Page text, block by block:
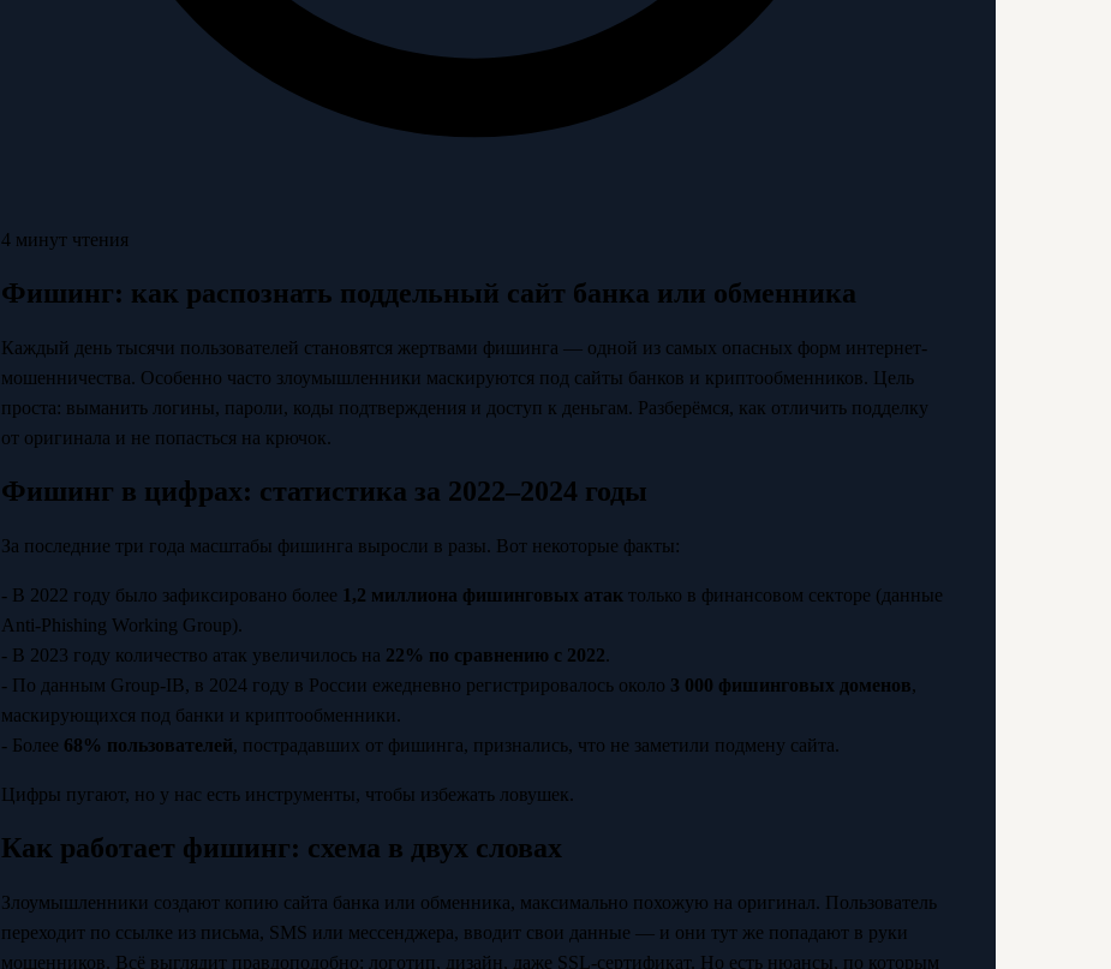
4 минут чтения
Фишинг: как распознать поддельный сайт банка или обменника
Каждый день тысячи пользователей становятся жертвами фишинга — одной из самых опасных форм интернет-
мошенничества. Особенно часто злоумышленники маскируются под сайты банков и криптообменников. Цель
проста: выманить логины, пароли, коды подтверждения и доступ к деньгам. Разберёмся, как отличить подделку
от оригинала и не попасться на крючок.
Фишинг в цифрах: статистика за 2022–2024 годы
За последние три года масштабы фишинга выросли в разы. Вот некоторые факты:
- В 2022 году было зафиксировано более 1,2 миллиона фишинговых атак только в финансовом секторе (данные
Anti-Phishing Working Group).
- В 2023 году количество атак увеличилось на 22% по сравнению с 2022.
- По данным Group-IB, в 2024 году в России ежедневно регистрировалось около 3 000 фишинговых доменов,
маскирующихся под банки и криптообменники.
- Более 68% пользователей, пострадавших от фишинга, признались, что не заметили подмену сайта.
Цифры пугают, но у нас есть инструменты, чтобы избежать ловушек.
Как работает фишинг: схема в двух словах
Злоумышленники создают копию сайта банка или обменника, максимально похожую на оригинал. Пользователь
переходит по ссылке из письма, SMS или мессенджера, вводит свои данные — и они тут же попадают в руки
мошенников. Всё выглядит правдоподобно: логотип, дизайн, даже SSL-сертификат. Но есть нюансы, по которым